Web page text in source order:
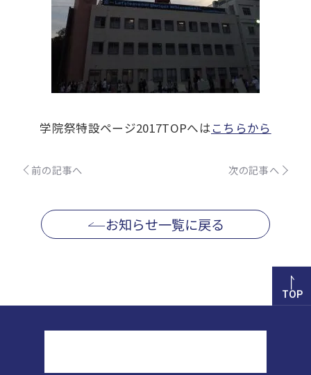
学院祭特設ページ2017TOPへはこちらから
前の記事へ 次の記事へ
お知らせ一覧に戻る
TOP